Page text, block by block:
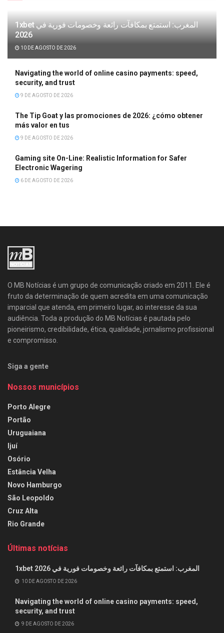
1xbet المغرب: استمتع بمكافآت رائعة وخصومات فورية في
2026
10 DE AGOSTO DE 2026
Navigating the world of online casino payments: speed,
security, and trust
9 DE AGOSTO DE 2026
The Tip Goat y las promociones de 2026: ¿cómo obtener
más valor en tus
9 DE AGOSTO DE 2026
Gaming site On-Line: Realistic Information for Safer
Electronic Wagering
6 DE AGOSTO DE 2026
O MB Notícias é um grupo de comunicação criado em 2011. Ele é
fruto da determinação de quem acredita em uma comunicação
imparcial que atenda, em primeiro lugar, ao interesse da sua
audiência. Toda a produção do MB Notícias é pautada pelo
pioneirismo, credibilidade, ética, qualidade, jornalismo profissional
e compromisso.
Siga a gente
Nossos municípios
Porto Alegre
Portão
Uruguaiana
Ijuí
Osório
Estância Velha
Novo Hamburgo
São Leopoldo
Cruz Alta
Rio Grande
Últimas notícias
1xbet المغرب: استمتع بمكافآت رائعة وخصومات فورية في 2026
10 DE AGOSTO DE 2026
Navigating the world of online casino payments: speed,
security, and trust
9 DE AGOSTO DE 2026